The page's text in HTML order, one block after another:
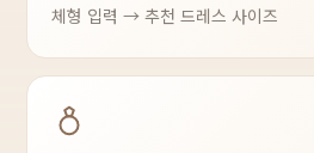
체형 입력 → 추천 드레스 사이즈